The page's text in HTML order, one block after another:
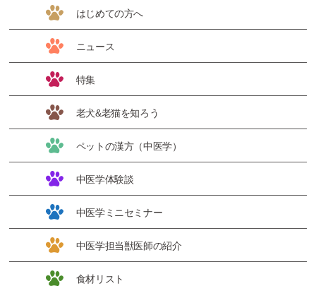
はじめての方へ
ニュース
特集
老犬&老猫を知ろう
ペットの漢方（中医学）
中医学体験談
中医学ミニセミナー
中医学担当獣医師の紹介
食材リスト